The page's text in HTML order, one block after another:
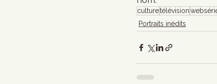
culturetélévision
Portraits inédits